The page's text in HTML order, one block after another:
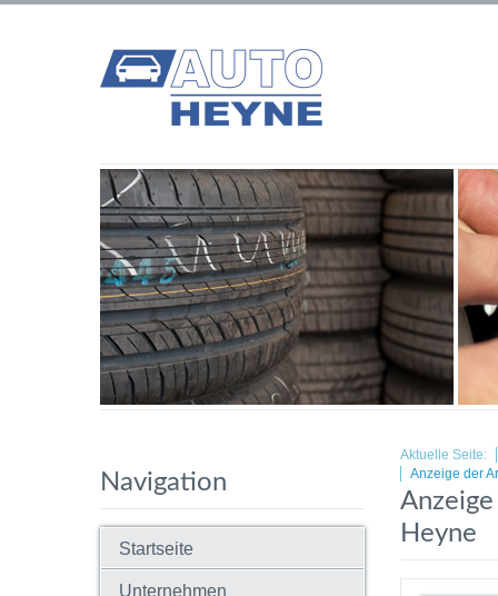
Navigation
Startseite
Unternehmen
Aktuelle Seite:
Anzeige der
Heyne